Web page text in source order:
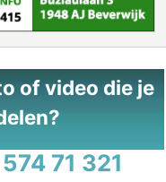
of video die je
71 321